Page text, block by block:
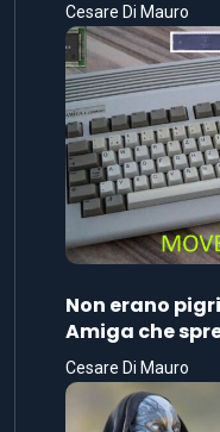
Cesare Di Mauro
Non erano
Amiga che
Cesare Di Mauro